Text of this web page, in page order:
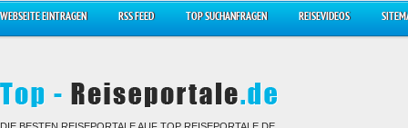
WEBSEITE EINTRAGEN RSS FEED TOP SUCHANFRAGEN REISEVIDEOS